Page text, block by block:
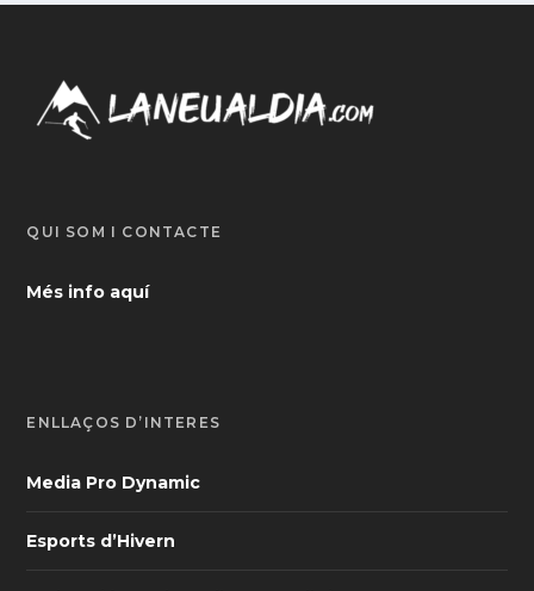
QUI SOM I CONTACTE
Més info aquí
ENLLAÇOS D’INTERÈS
Media Pro Dynamic
Esports d’Hivern